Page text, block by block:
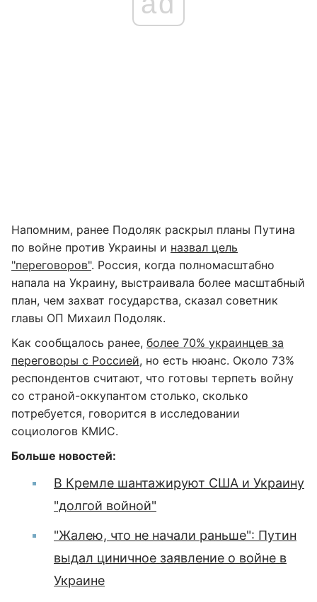
Напомним, ранее Подоляк раскрыл планы Путина
по войне против Украины и назвал цель
"переговоров". Россия, когда полномасштабно
напала на Украину, выстраивала более масштабный
план, чем захват государства, сказал советник
главы ОП Михаил Подоляк.
Как сообщалось ранее, более 70% украинцев за
переговоры с Россией, но есть нюанс. Около 73%
респондентов считают, что готовы терпеть войну
со страной-оккупантом столько, сколько
потребуется, говорится в исследовании
социологов КМИС.
Больше новостей:
В Кремле шантажируют США и Украину
"долгой войной"
"Жалею, что не начали раньше": Путин
выдал циничное заявление о войне в
Украине